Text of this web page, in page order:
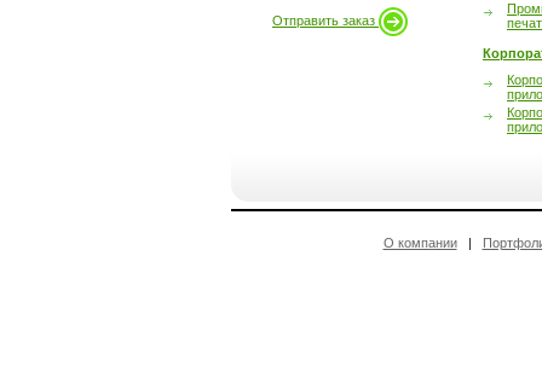
Отправить заказ
О компании|